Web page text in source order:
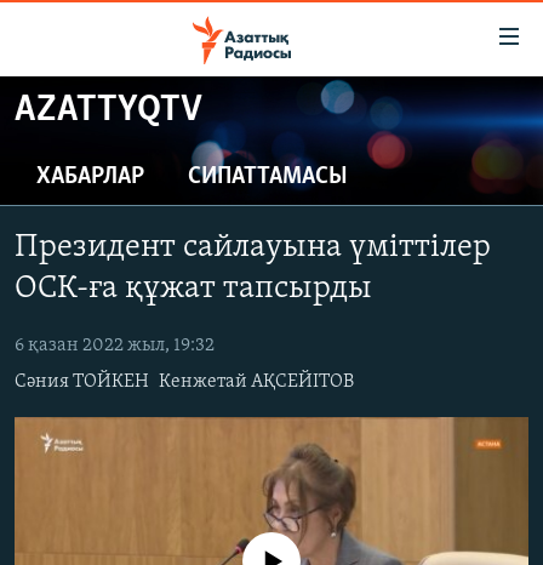
Skip
to
content
to
main
Skip
ЖАҢАЛЫҚТАР
САЯСАТ
ҚАҢТАР ОҚИҒАСЫ
АДАМ ҚҰҚЫҚТАРЫ
ӘЛЕУМЕТ
ӘЛЕМ
АРНАЙЫ ЖОБАЛАР
AZATTYQTV
ХАБАРЛАР СИПАТТАМАСЫ
Президент сайлауына үміттілер
ОСК-ға құжат тапсырды
6 қазан 2022 жыл, 19:32
Сәния ТОЙКЕН Кенжетай АҚСЕЙІТОВ